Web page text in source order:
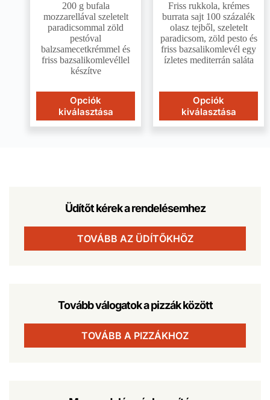
200 g bufala
mozzarellával szeletelt
paradicsommal zöld
pestóval
balzsamecetkrémmel és
friss bazsalikomlevéllel
készítve
Opciók
kiválasztása
Friss rukkola, krémes
burrata sajt 100 százalék
olasz tejből, szeletelt
paradicsom, zöld pesto és
friss bazsalikomlevél egy
ízletes mediterrán saláta
Opciók
kiválasztása
Üdítőt kérek a rendelésemhez
TOVÁBB AZ ÜDÍTŐKHÖZ
Tovább válogatok a pizzák között
TOVÁBB A PIZZÁKHOZ